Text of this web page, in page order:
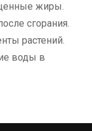
жиры.
сгорания.
растений.
воды в